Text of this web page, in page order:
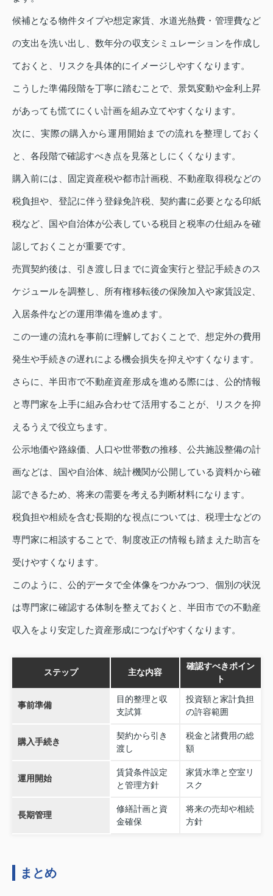
候補となる物件タイプや想定家賃、水道光熱費・管理費など
の支出を洗い出し、数年分の収支シミュレーションを作成し
ておくと、リスクを具体的にイメージしやすくなります。
こうした準備段階を丁寧に踏むことで、景気変動や金利上昇
があっても慌てにくい計画を組み立てやすくなります。
次に、実際の購入から運用開始までの流れを整理しておく
と、各段階で確認すべき点を見落としにくくなります。
購入前には、固定資産税や都市計画税、不動産取得税などの
税負担や、登記に伴う登録免許税、契約書に必要となる印紙
税など、国や自治体が公表している税目と税率の仕組みを確
認しておくことが重要です。
売買契約後は、引き渡し日までに資金実行と登記手続きのス
ケジュールを調整し、所有権移転後の保険加入や家賃設定、
入居条件などの運用準備を進めます。
この一連の流れを事前に理解しておくことで、想定外の費用
発生や手続きの遅れによる機会損失を抑えやすくなります。
さらに、半田市で不動産資産形成を進める際には、公的情報
と専門家を上手に組み合わせて活用することが、リスクを抑
えるうえで役立ちます。
公示地価や路線価、人口や世帯数の推移、公共施設整備の計
画などは、国や自治体、統計機関が公開している資料から確
認できるため、将来の需要を考える判断材料になります。
税負担や相続を含む長期的な視点については、税理士などの
専門家に相談することで、制度改正の情報も踏まえた助言を
受けやすくなります。
このように、公的データで全体像をつかみつつ、個別の状況
は専門家に確認する体制を整えておくと、半田市での不動産
収入をより安定した資産形成につなげやすくなります。
ステップ 主な内容
確認すべきポイン
ト
事前準備
目的整理と収
支試算
投資額と家計負担
の許容範囲
購入手続き
契約から引き
渡し
税金と諸費用の総
額
運用開始
賃貸条件設定
と管理方針
家賃水準と空室リ
スク
長期管理
修繕計画と資
金確保
将来の売却や相続
方針
まとめ